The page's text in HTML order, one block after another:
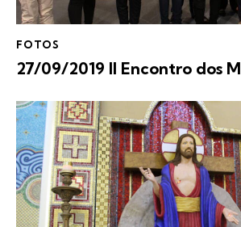
FOTOS
27/09/2019 II Encontro dos